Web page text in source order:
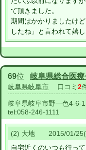
て頂きました。
期間はかかりましたけ
したね」と言われて嬉し
69位 岐阜県総合医
岐阜県岐阜市 口コミ 2
岐阜県岐阜市野一色4-6-1
tel:058-246-1111
(2) 大地 2015/01/
自宅近くのいつも行っ